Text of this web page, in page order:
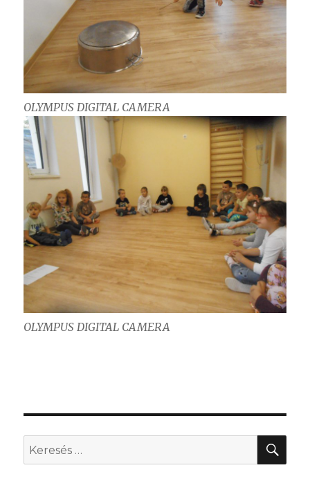
OLYMPUS DIGITAL CAMERA
OLYMPUS DIGITAL CAMERA
Keresés
a